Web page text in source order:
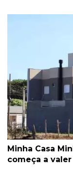
Minha Casa
começa a